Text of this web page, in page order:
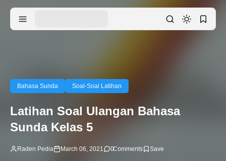
Bahasa Sunda Soal-Soal Latihan
Latihan Soal Ulangan Bahasa
Sunda Kelas 5
Raden Pedia March 06, 2021 0Comments